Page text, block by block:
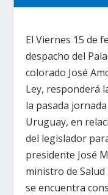
El Viernes 15 de
despacho del
colorado José
Ley, responderá
la pasada
Uruguay, en
del legislador
presidente José
ministro de Salud
se encuentra